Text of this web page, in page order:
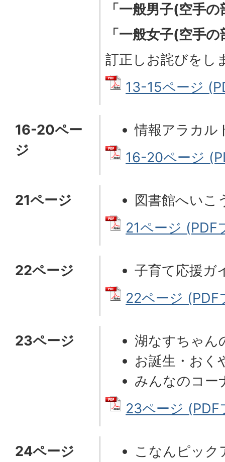
「一般男子(空手
「一般女子(空手
訂正しお詫びをし
13-15ページ
16-20ペー
ジ
情報アラカル
16-20ページ
21ページ
図書館へいこ
21ページ (PDF
22ページ
子育て応援ガ
22ページ
23ページ
湖なすちゃん
お誕生・おく
みんなのコー
23ページ
24ページ
こなんピック